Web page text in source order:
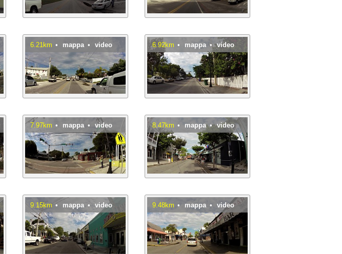
6.21km • mappa•video 6.92km • mappa•video
7.97km • mappa •video 8.47km •mappa•video
9.15km• mappa •video 9.48km •mappa•video